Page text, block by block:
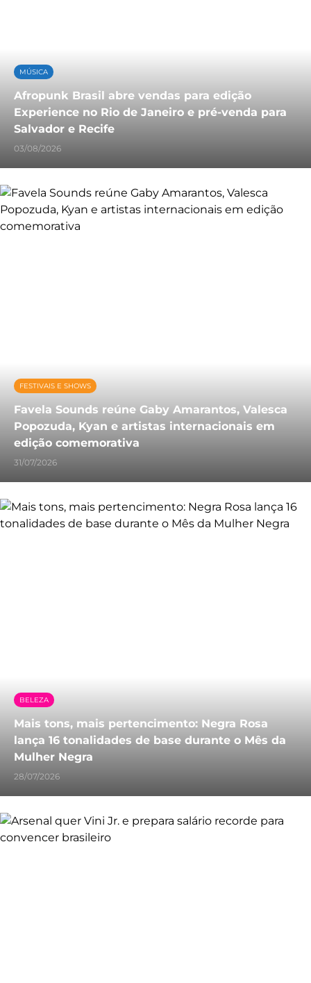
MÚSICA
Afropunk Brasil abre vendas para edição
Experience no Rio de Janeiro e pré-venda para
Salvador e Recife
03/08/2026
FESTIVAIS E SHOWS
Favela Sounds reúne Gaby Amarantos, Valesca
Popozuda, Kyan e artistas internacionais em
edição comemorativa
31/07/2026
BELEZA
Mais tons, mais pertencimento: Negra Rosa
lança 16 tonalidades de base durante o Mês da
Mulher Negra
28/07/2026